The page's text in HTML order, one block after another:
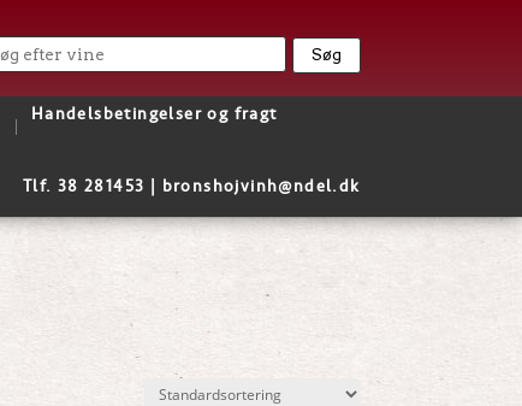
Handelsbetingelser og fragt
Tlf. 38 281453 | bronshojvinh@ndel.dk